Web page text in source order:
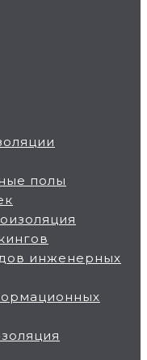
полы
инженерных